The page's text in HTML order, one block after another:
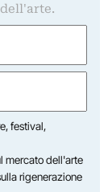
festival,
mercato dell'arte
rigenerazione